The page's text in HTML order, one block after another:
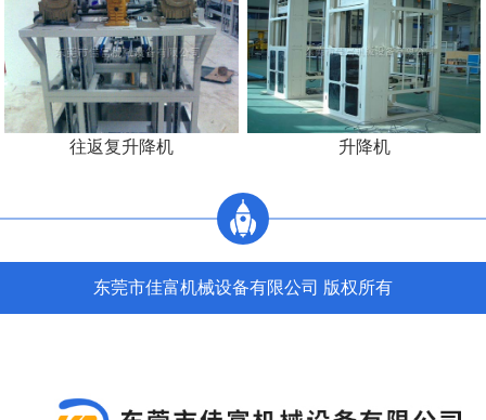
往返复升降机 升降机
东莞市佳富机械设备有限公司 版权所有